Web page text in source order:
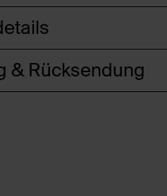
& Rücksendung